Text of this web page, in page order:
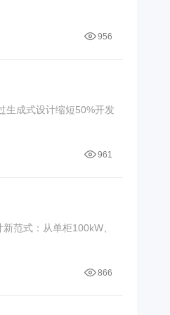
956
生成式设计缩短50%开发
961
范式：从单柜100kW、
866